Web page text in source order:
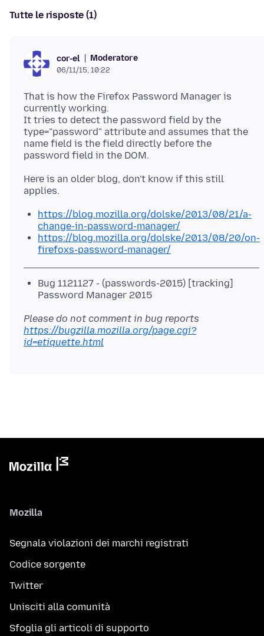
Tutte le risposte (1)
cor-el Moderatore
06/11/15, 10:22
That is how the Firefox Password Manager is
currently working.
It tries to detect the password field by the
type="password" attribute and assumes that the
name field is the field directly before the
Here is an older blog, don't know if this still
https://blog.mozilla.org/dolske/2013/08/21/a-
change-in-password-manager/
https://blog.mozilla.org/dolske/2013/08/20/on-
firefoxs-password-manager/
Bug 1121127 - (passwords-2015) [tracking]
Password Manager 2015
Please do not comment in bug reports
https://bugzilla.mozilla.org/page.cgi?
id=etiquette.html
Mozilla
Segnala violazioni dei marchi registrati
Codice sorgente
Twitter
Unisciti alla comunità
Sfoglia gli articoli di supporto